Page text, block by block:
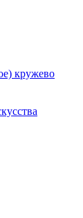
кружево